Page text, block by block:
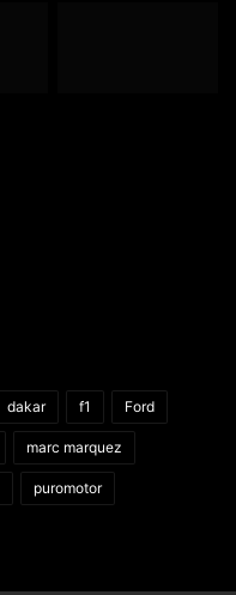
dakar f1 Ford
marc marquez
puromotor